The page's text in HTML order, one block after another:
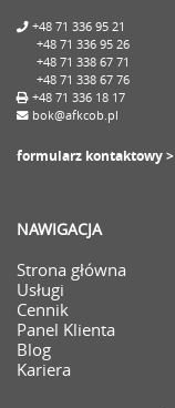
+48 71 336 95 21
+48 71 336 95 26
+48 71 338 67 71
+48 71 338 67 76
+48 71 336 18 17
bok@afkcob.pl
formularz kontaktowy >
NAWIGACJA
Strona główna
Usługi
Cennik
Panel Klienta
Blog
Kariera